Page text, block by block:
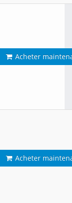
Acheter
Acheter